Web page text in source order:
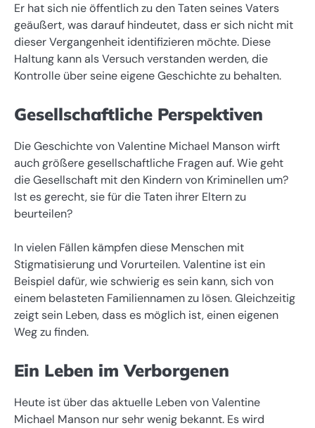
Er hat sich nie öffentlich zu den Taten seines Vaters
geäußert, was darauf hindeutet, dass er sich nicht mit
dieser Vergangenheit identifizieren möchte. Diese
Haltung kann als Versuch verstanden werden, die
Kontrolle über seine eigene Geschichte zu behalten.
Gesellschaftliche Perspektiven
Die Geschichte von Valentine Michael Manson wirft
auch größere gesellschaftliche Fragen auf. Wie geht
die Gesellschaft mit den Kindern von Kriminellen um?
Ist es gerecht, sie für die Taten ihrer Eltern zu
beurteilen?
In vielen Fällen kämpfen diese Menschen mit
Stigmatisierung und Vorurteilen. Valentine ist ein
Beispiel dafür, wie schwierig es sein kann, sich von
einem belasteten Familiennamen zu lösen. Gleichzeitig
zeigt sein Leben, dass es möglich ist, einen eigenen
Weg zu finden.
Ein Leben im Verborgenen
Heute ist über das aktuelle Leben von Valentine
Michael Manson nur sehr wenig bekannt. Es wird